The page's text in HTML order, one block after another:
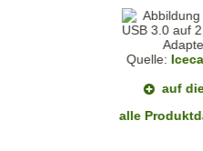
Quelle:
auf
alle